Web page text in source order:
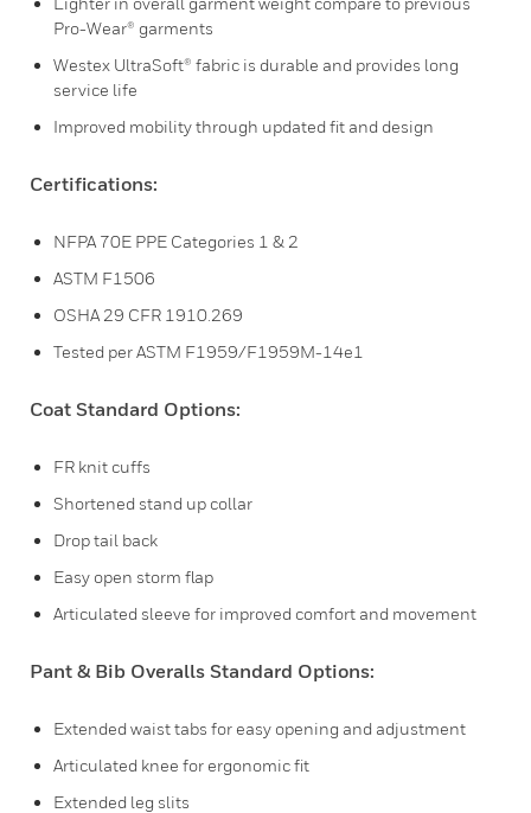
Pro-Wear® garments
Westex UltraSoft® fabric is durable and provides long
service life
Improved mobility through updated fit and design
Certifications:
NFPA 70E PPE Categories 1 & 2
ASTM F1506
OSHA 29 CFR 1910.269
Tested per ASTM F1959/F1959M-14e1
Coat Standard Options:
FR knit cuffs
Shortened stand up collar
Drop tail back
Easy open storm flap
Articulated sleeve for improved comfort and movement
Pant & Bib Overalls Standard Options:
Extended waist tabs for easy opening and adjustment
Articulated knee for ergonomic fit
Extended leg slits